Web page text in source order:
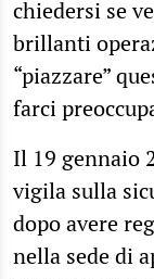
chiedersi se
brillanti
“piazzare”
farci
Il 19 gennaio
vigila sulla
dopo avere
nella sede di